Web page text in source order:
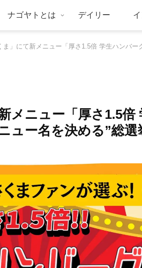
ナゴヤトとは デイリー
ま」にて新メニュー「厚さ1.5倍 学生ハンバ
メニュー「厚さ1.5倍
ー名を決める”総選